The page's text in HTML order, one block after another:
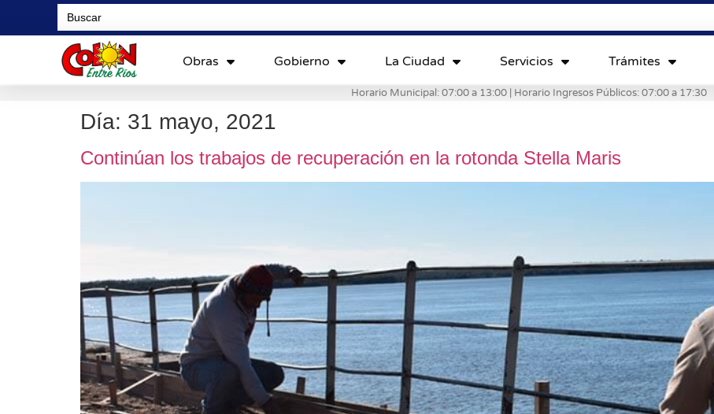
Search
for:
Obras Gobierno La Ciudad Servicios Trámites
Horario Municipal: 07:00 a 13:00 | Horario Ingresos Públicos: 07:00 a 17:30
Día: 31 mayo, 2021
Continúan los trabajos de recuperación en la rotonda Stella Maris